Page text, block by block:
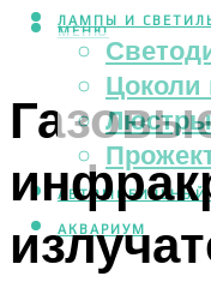
ЛАМПЫ И
Цоколи
Люстры
АВТОМОБИЛЬНЫЙ
АКВАРИУМ
МЕНЮ